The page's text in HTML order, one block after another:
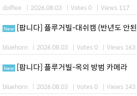
dolflee | 2026.08.03 | Votes 0 | Views 117
New [팝니다] 플루거빌-대쉬캠 (반년도 안
bluehorn | 2026.08.03 | Votes 0 | Views 163
New [팝니다] 플루거빌-옥외 방범 카메라
bluehorn | 2026.08.03 | Votes 0 | Views 143